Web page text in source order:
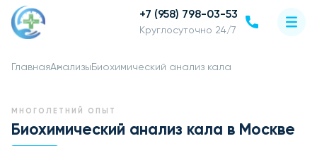
+7 (958) 798-03-53
Круглосуточно 24/7
ГлавнаяАнализы Биохимический анализ кала
МНОГОЛЕТНИЙ ОПЫТ
Биохимический анализ кала в Москве